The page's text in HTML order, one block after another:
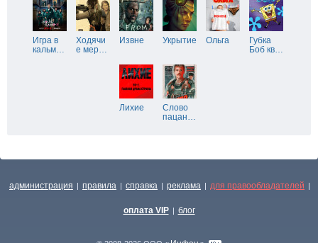
Игра в
кальм…
Ходячи
е мер…
Извне Укрытие Ольга
Губка
Боб кв…
Лихие
Слово
пацан…
администрация | правила | справка | реклама | для правообладателей |
оплата VIP | блог